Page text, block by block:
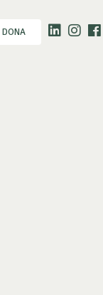
DONA